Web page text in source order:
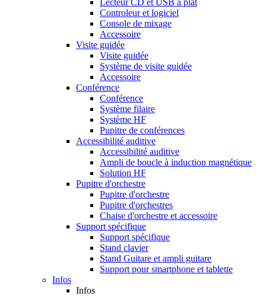
Lecteur CD et USB à plat
Controleur et logiciel
Console de mixage
Accessoire
Visite guidée
Visite guidée
Système de visite guidée
Accessoire
Conférence
Conférence
Système filaire
Système HF
Pupitre de conférences
Accessibilité auditive
Accessibilité auditive
Ampli de boucle à induction magnétique
Solution HF
Pupitre d'orchestre
Pupitre d'orchestre
Pupitre d'orchestres
Chaise d'orchestre et accessoire
Support spécifique
Support spécifique
Stand clavier
Stand Guitare et ampli guitare
Support pour smartphone et tablette
Infos
Infos